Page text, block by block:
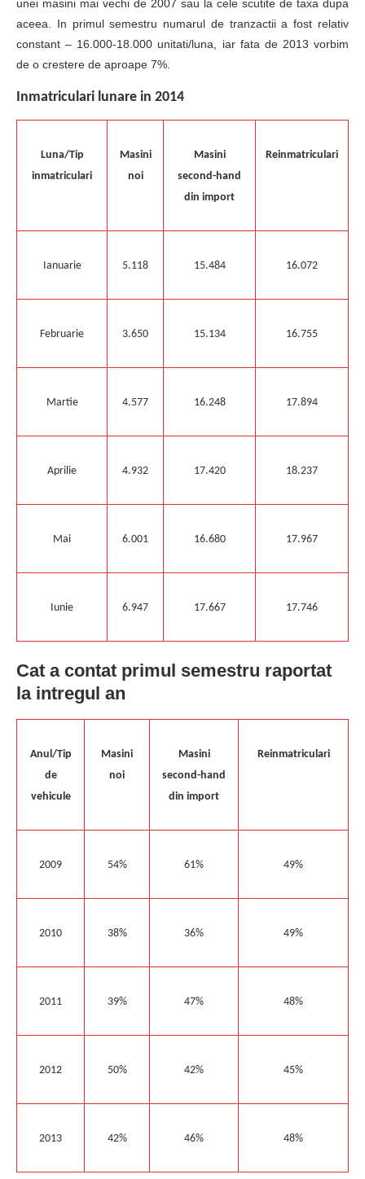
unei masini mai vechi de 2007 sau la cele scutite de taxa dupa
aceea. In primul semestru numarul de tranzactii a fost relativ
constant – 16.000-18.000 unitati/luna, iar fata de 2013 vorbim
de o crestere de aproape 7%.
Inmatriculari lunare in 2014
Luna/Tip
inmatriculari
Masini
noi
Masini
second-hand
din import
Reinmatriculari
Ianuarie 5.118 15.484 16.072
Februarie 3.650 15.134 16.755
Martie 4.577 16.248 17.894
Aprilie 4.932 17.420 18.237
Mai 6.001 16.680 17.967
Iunie 6.947 17.667 17.746
Cat a contat primul semestru raportat
la intregul an
Anul/Tip
de
vehicule
Masini
noi
Masini
second-hand
din import
Reinmatriculari
2009 54% 61% 49%
2010 38% 36% 49%
2011 39% 47% 48%
2012 50% 42% 45%
2013 42% 46% 48%